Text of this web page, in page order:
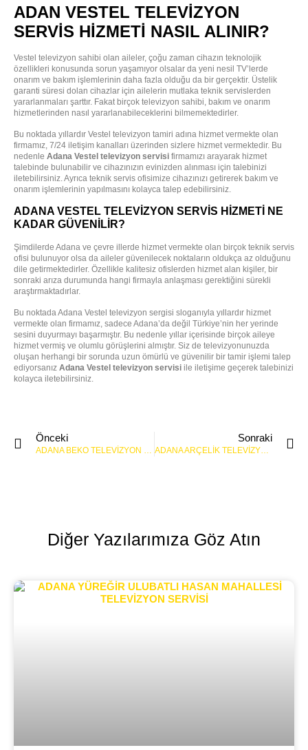
ADAN VESTEL TELEVIZYON
SERVIS HIZMETI NASIL ALINIR?
Vestel televizyon sahibi olan aileler, çoğu zaman cihazın teknolojik
özellikleri konusunda sorun yaşamıyor olsalar da yeni nesil TV’lerde
onarım ve bakım işlemlerinin daha fazla olduğu da bir gerçektir. Üstelik
garanti süresi dolan cihazlar için ailelerin mutlaka teknik servislerden
yararlanmaları şarttır. Fakat birçok televizyon sahibi, bakım ve onarım
hizmetlerinden nasıl yararlanabileceklerini bilmemektedirler.
Bu noktada yıllardır Vestel televizyon tamiri adına hizmet vermekte olan
firmamız, 7/24 iletişim kanalları üzerinden sizlere hizmet vermektedir. Bu
nedenle Adana Vestel televizyon servisi firmamızı arayarak hizmet
talebinde bulunabilir ve cihazınızın evinizden alınması için talebinizi
iletebilirsiniz. Ayrıca teknik servis ofisimize cihazınızı getirerek bakım ve
onarım işlemlerinin yapılmasını kolayca talep edebilirsiniz.
ADANA VESTEL TELEVIZYON SERVIS HIZMETI NE
KADAR GÜVENILIR?
Şimdilerde Adana ve çevre illerde hizmet vermekte olan birçok teknik servis
ofisi bulunuyor olsa da aileler güvenilecek noktaların oldukça az olduğunu
dile getirmektedirler. Özellikle kalitesiz ofislerden hizmet alan kişiler, bir
sonraki arıza durumunda hangi firmayla anlaşması gerektiğini sürekli
araştırmaktadırlar.
Bu noktada Adana Vestel televizyon sergisi sloganıyla yıllardır hizmet
vermekte olan firmamız, sadece Adana’da değil Türkiye’nin her yerinde
sesini duyurmayı başarmıştır. Bu nedenle yıllar içerisinde birçok aileye
hizmet vermiş ve olumlu görüşlerini almıştır. Siz de televizyonunuzda
oluşan herhangi bir sorunda uzun ömürlü ve güvenilir bir tamir işlemi talep
ediyorsanız Adana Vestel televizyon servisi ile iletişime geçerek talebinizi
kolayca iletebilirsiniz.
Önceki
ADANA BEKO TELEVIZYON SERVISI
Sonraki
ADANA ARÇELIK TELEVIZYON SERVISI
Diğer Yazılarımıza Göz Atın